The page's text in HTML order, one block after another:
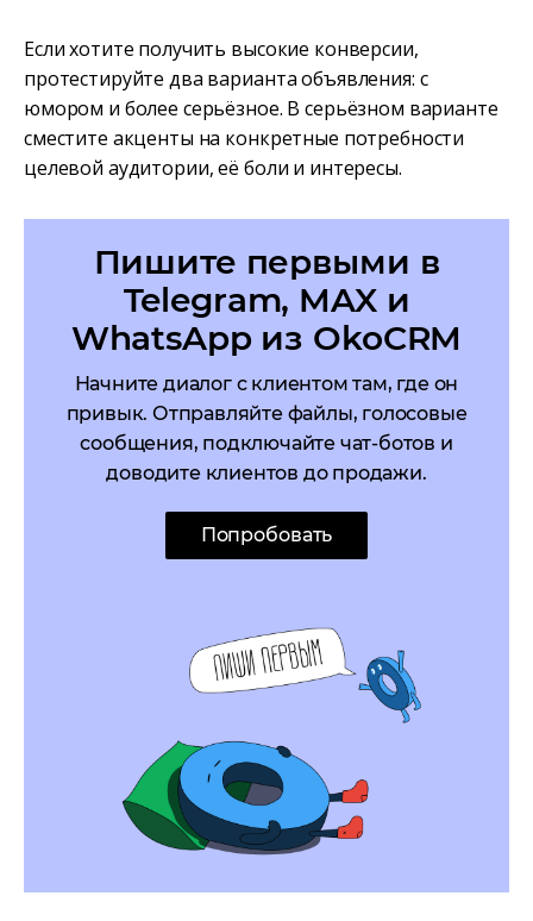
Если хотите получить высокие конверсии,
протестируйте два варианта объявления: с
юмором и более серьёзное. В серьёзном варианте
сместите акценты на конкретные потребности
целевой аудитории, её боли и интересы.
Пишите первыми в
Telegram, MAX и
WhatsApp из OkoCRM
Начните диалог с клиентом там, где он
привык. Отправляйте файлы, голосовые
сообщения, подключайте чат-ботов и
доводите клиентов до продажи.
Попробовать